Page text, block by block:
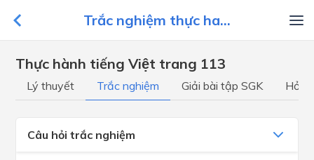
Trắc nghiệm thực ha...
Thực hành tiếng Việt trang 113
Lý thuyết Trắc nghiệm Giải bài tập SGK Hỏi
Câu hỏi trắc nghiệm